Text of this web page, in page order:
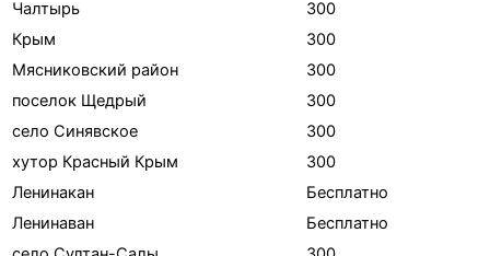
Чалтырь
300
Крым
300
Мясниковский район
300
поселок Щедрый
300
село Синявское
300
хутор Красный Крым
300
Ленинакан
Бесплатно
Ленинаван
Бесплатно